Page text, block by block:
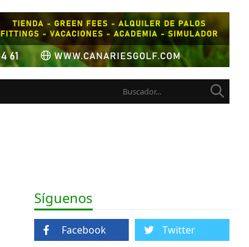
Síguenos
Facebook Twitter